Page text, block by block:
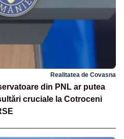
Realitatea de Covasna
din PNL ar putea
cruciale la Cotroceni